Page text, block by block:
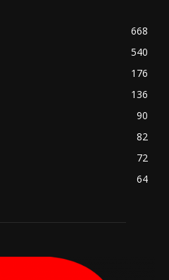
668
540
176
136
90
82
72
64